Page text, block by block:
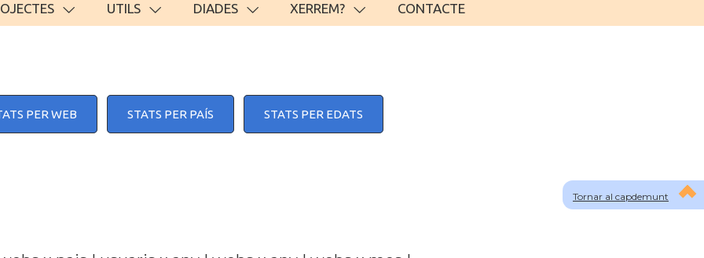
UTILS DIADES XERREM? CONTACTE
Tornar al capdemunt
PER WEB STATS PER PAÍS STATS PER EDATS